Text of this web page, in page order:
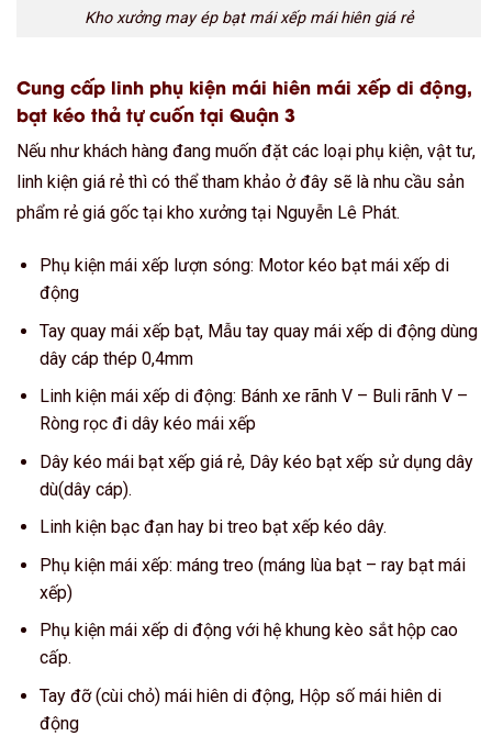
Kho xưởng may ép bạt mái xếp mái hiên giá rẻ
Cung cấp linh phụ kiện mái hiên mái xếp di động,
bạt kéo thả tự cuốn tại Quận 3
Nếu như khách hàng đang muốn đặt các loại phụ kiện, vật tư,
linh kiện giá rẻ thì có thể tham khảo ở đây sẽ là nhu cầu sản
phẩm rẻ giá gốc tại kho xưởng tại Nguyễn Lê Phát.
Phụ kiện mái xếp lượn sóng: Motor kéo bạt mái xếp di
động
Tay quay mái xếp bạt, Mẫu tay quay mái xếp di động dùng
dây cáp thép 0,4mm
Linh kiện mái xếp di động: Bánh xe rãnh V – Buli rãnh V –
Ròng rọc đi dây kéo mái xếp
Dây kéo mái bạt xếp giá rẻ, Dây kéo bạt xếp sử dụng dây
dù(dây cáp).
Linh kiện bạc đạn hay bi treo bạt xếp kéo dây.
Phụ kiện mái xếp: máng treo (máng lùa bạt – ray bạt mái
xếp)
Phụ kiện mái xếp di động với hệ khung kèo sắt hộp cao
cấp.
Tay đỡ (cùi chỏ) mái hiên di động, Hộp số mái hiên di
động